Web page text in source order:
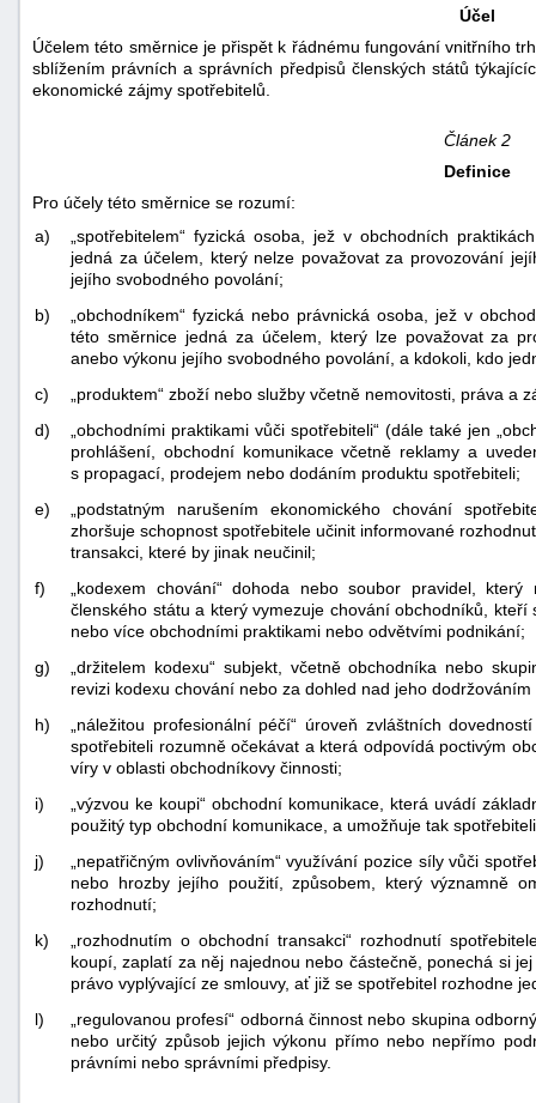
Účel
Účelem této směrnice je přispět k řádnému fungování vnitřního
sblížením právních a správních předpisů členských států
ekonomické zájmy spotřebitelů.
Článek 2
Definice
Pro účely této směrnice se rozumí:
a)
„spotřebitelem“ fyzická osoba, jež v obchodních
jedná za účelem, který nelze považovat za provozování
jejího svobodného povolání;
b)
„obchodníkem“ fyzická nebo právnická osoba, jež v
této směrnice jedná za účelem, který lze považovat za
anebo výkonu jejího svobodného povolání, a kdokoli, kdo
c)
„produktem“ zboží nebo služby včetně nemovitosti, práva a
d)
„obchodními praktikami vůči spotřebiteli“ (dále také jen
prohlášení, obchodní komunikace včetně reklamy a
s propagací, prodejem nebo dodáním produktu spotřebiteli;
e)
„podstatným narušením ekonomického chování
zhoršuje schopnost spotřebitele učinit informované
transakci, které by jinak neučinil;
f)
„kodexem chování“ dohoda nebo soubor pravidel,
členského státu a který vymezuje chování obchodníků,
nebo více obchodními praktikami nebo odvětvími podnikání;
g)
„držitelem kodexu“ subjekt, včetně obchodníka nebo
revizi kodexu chování nebo za dohled nad jeho
h)
„náležitou profesionální péčí“ úroveň zvláštních
spotřebiteli rozumně očekávat a která odpovídá poctivým
víry v oblasti obchodníkovy činnosti;
i)
„výzvou ke koupi“ obchodní komunikace, která uvádí
použitý typ obchodní komunikace, a umožňuje tak
j)
„nepatřičným ovlivňováním“ využívání pozice síly vůči
nebo hrozby jejího použití, způsobem, který významně
rozhodnutí;
k)
„rozhodnutím o obchodní transakci“ rozhodnutí
koupí, zaplatí za něj najednou nebo částečně, ponechá si
právo vyplývající ze smlouvy, ať již se spotřebitel rozhodne
l)
„regulovanou profesí“ odborná činnost nebo skupina
nebo určitý způsob jejich výkonu přímo nebo nepřímo
právními nebo správními předpisy.